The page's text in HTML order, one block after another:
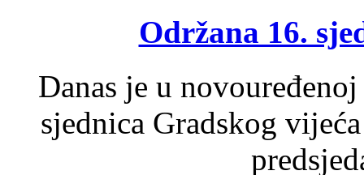
Održana 16.
Danas je u
sjednica Gradskog